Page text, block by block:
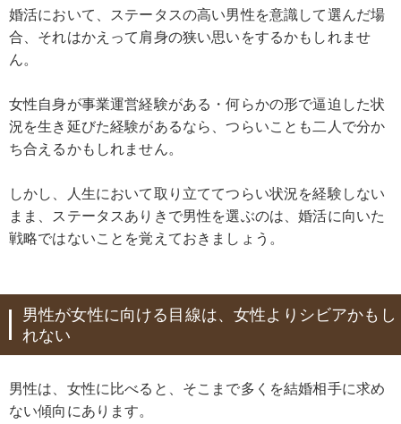
婚活において、ステータスの高い男性を意識して選んだ場
合、それはかえって肩身の狭い思いをするかもしれませ
ん。
女性自身が事業運営経験がある・何らかの形で逼迫した状
況を生き延びた経験があるなら、つらいことも二人で分か
ち合えるかもしれません。
しかし、人生において取り立ててつらい状況を経験しない
まま、ステータスありきで男性を選ぶのは、婚活に向いた
戦略ではないことを覚えておきましょう。
男性が女性に向ける目線は、女性よりシビアかもし
れない
男性は、女性に比べると、そこまで多くを結婚相手に求め
ない傾向にあります。